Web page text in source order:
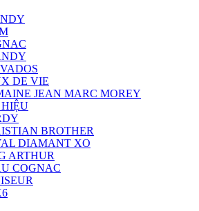
DE VIE
JEAN MARC MOREY
BROTHER
DIAMANT XO
ARTHUR
COGNAC